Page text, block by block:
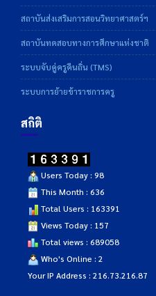
สถาบันส่งเสริมการสอนวิทยาศาสตร์ฯ
สถาบันทดสอบทางการศึกษาแห่งชาติ
ระบบจับคู่ครูคืนถิ่น (TMS)
ระบบการย้ายข้าราชการครู
สถิติ
Users Today : 98
This Month : 636
Total Users : 163391
Views Today : 157
Total views : 689058
Who's Online : 2
Your IP Address : 216.73.216.87